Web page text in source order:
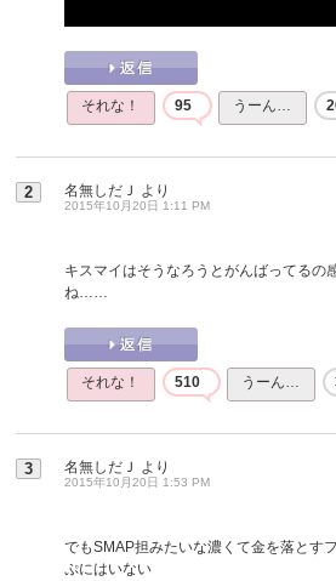
それな！ 95 うーん…
2 名無しだＪ より
2015年10月20日 1:11 PM
キスマイはそうなろうとがんばってるの
ね……
それな！ 510 うーん…
3 名無しだＪ より
2015年10月20日 1:53 PM
でもSMAP担みたいな濃くて金を落とす
ぷにはいない